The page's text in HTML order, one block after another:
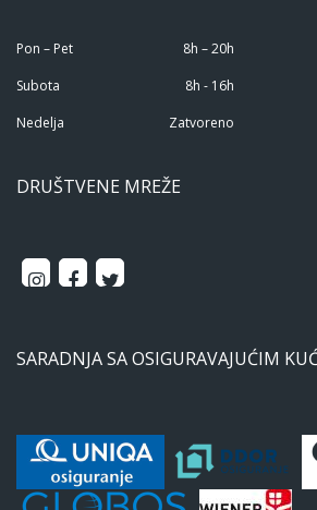
Pon – Pet
8h – 20h
Subota
8h - 16h
Nedelja
Zatvoreno
DRUŠTVENE MREŽE
SARADNJA SA OSIGURAVAJUĆIM